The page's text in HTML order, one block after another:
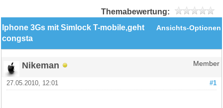
Themabewertung:
Ansichts-Optionen
Iphone 3Gs mit Simlock T-mobile,geht
congsta
Nikeman Member
#1
27.05.2010, 12:01